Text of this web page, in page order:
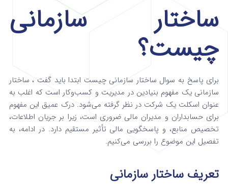
ساختار سازمانی
چیست؟
برای پاسخ به سوال ساختار سازمانی چیست ابتدا باید گفت ، ساختار
سازمانی یک مفهوم بنیادین در مدیریت و کسب‌وکار است که اغلب به
عنوان اسکلت یک شرکت در نظر گرفته می‌شود. درک عمیق این مفهوم
برای حسابداران و مدیران مالی ضروری است، زیرا بر جریان اطلاعات،
تخصیص منابع، و پاسخگویی مالی تأثیر مستقیم دارد. در ادامه، به
تفصیل این موضوع را بررسی می‌کنیم.
تعریف ساختار سازمانی